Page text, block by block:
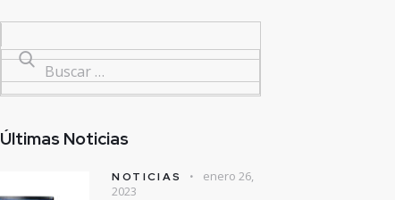
Últimas Noticias
NOTICIAS
enero 26,
2023